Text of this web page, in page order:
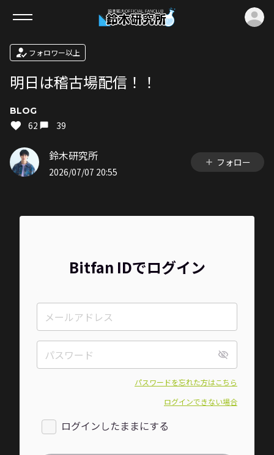
フォロワー以上
明日は稽古場配信！！
BLOG
62 39
鈴木研究所
2026/07/07 20:55
フォロー
Bitfan IDでログイン
パスワードを忘れた方はこちら
ログインできない場合
ログインしたままにする